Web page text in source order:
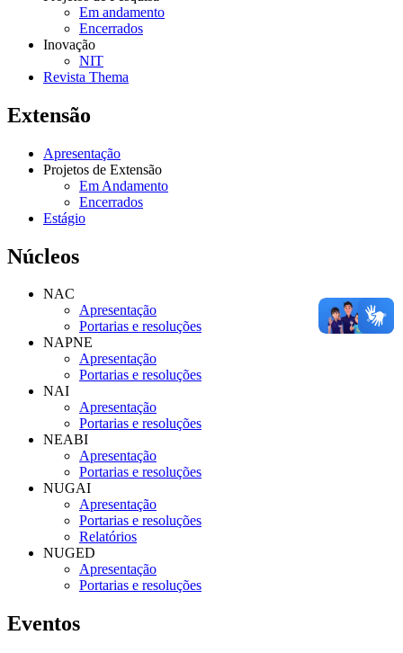
Em andamento
Encerrados
Inovação
NIT
Revista Thema
Extensão
Apresentação
Projetos de Extensão
Em Andamento
Encerrados
Estágio
Núcleos
NAC
Apresentação
Portarias e resoluções
NAPNE
Apresentação
Portarias e resoluções
NAI
Apresentação
Portarias e resoluções
NEABI
Apresentação
Portarias e resoluções
NUGAI
Apresentação
Portarias e resoluções
Relatórios
NUGED
Apresentação
Portarias e resoluções
Eventos